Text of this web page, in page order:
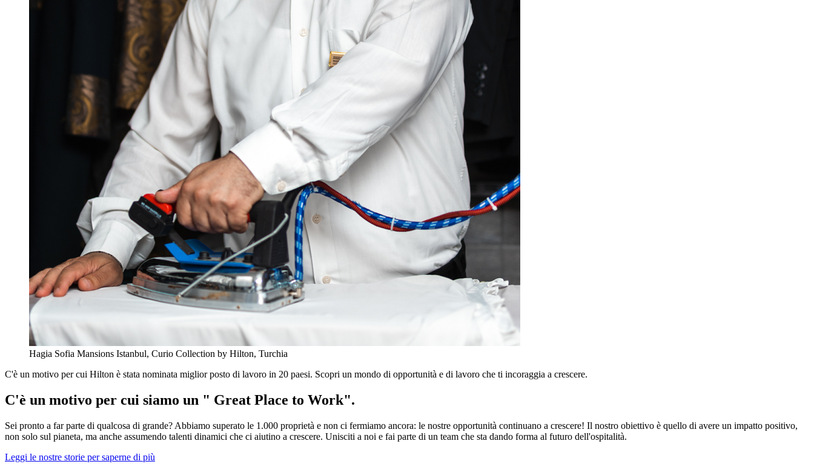
Hagia Sofia Mansions Istanbul, Curio Collection by Hilton, Turchia
C'è un motivo per cui Hilton è stata nominata miglior posto di lavoro in 20 paesi. Scopri un mondo di opportunità e di lavoro che ti incoraggia a crescere.
C'è un motivo per cui siamo un " Great Place to Work".
Sei pronto a far parte di qualcosa di grande? Abbiamo superato le 1.000 proprietà e non ci fermiamo ancora: le nostre opportunità continuano a crescere! Il nostro obiettivo è quello di avere un impatto positivo,
non solo sul pianeta, ma anche assumendo talenti dinamici che ci aiutino a crescere. Unisciti a noi e fai parte di un team che sta dando forma al futuro dell'ospitalità.
Leggi le nostre storie per saperne di più